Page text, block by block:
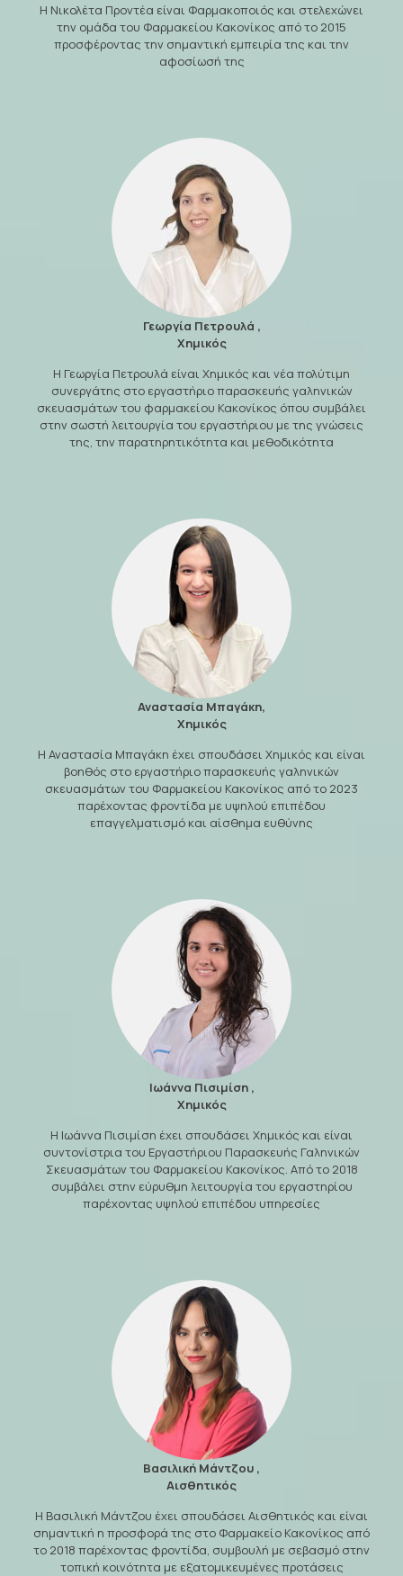
Η Νικολέτα Προντέα είναι Φαρμακοποιός και στελεχώνει
την ομάδα του Φαρμακείου Κακονίκος από το 2015
προσφέροντας την σημαντική εμπειρία της και την
αφοσίωσή της
Γεωργία Πετρουλά ,
Χημικός
Η Γεωργία Πετρουλά είναι Χημικός και νέα πολύτιμη
συνεργάτης στο εργαστήριο παρασκευής γαληνικών
σκευασμάτων του φαρμακείου Κακονίκος όπου συμβάλει
στην σωστή λειτουργία του εργαστήριου με της γνώσεις
της, την παρατηρητικότητα και μεθοδικότητα
Αναστασία Μπαγάκη,
Χημικός
Η Αναστασία Μπαγάκη έχει σπουδάσει Χημικός και είναι
βοηθός στο εργαστήριο παρασκευής γαληνικών
σκευασμάτων του Φαρμακείου Κακονίκος από το 2023
παρέχοντας φροντίδα με υψηλού επιπέδου
επαγγελματισμό και αίσθημα ευθύνης
Ιωάννα Πισιμίση ,
Χημικός
Η Ιωάννα Πισιμίση έχει σπουδάσει Χημικός και είναι
συντονίστρια του Εργαστήριου Παρασκευής Γαληνικών
Σκευασμάτων του Φαρμακείου Κακονίκος. Από το 2018
συμβάλει στην εύρυθμη λειτουργία του εργαστηρίου
παρέχοντας υψηλού επιπέδου υπηρεσίες
Βασιλική Μάντζου ,
Αισθητικός
Η Βασιλική Μάντζου έχει σπουδάσει Αισθητικός και είναι
σημαντική η προσφορά της στο Φαρμακείο Κακονίκος από
το 2018 παρέχοντας φροντίδα, συμβουλή με σεβασμό στην
τοπική κοινότητα με εξατομικευμένες προτάσεις